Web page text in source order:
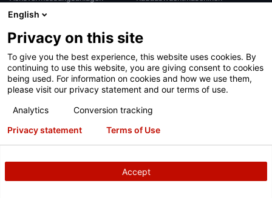
Reifenmontiermaschinen
Bremsscheibendrehmaschinen
Verbundene Geräte
OEM-Partner
Hilfe und Support
Kontakt
Über Hunter
Zusätzlicher Support
Garantie
Internationales
Deutsch
English
Privacy on this site
To give you the best experience, this website uses cookies. By
continuing to use this website, you are giving consent to cookies
being used. For information on cookies and how we use them,
please visit our privacy statement and our terms of use.
Analytics
Conversion tracking
Accept
Privacy statement Terms of Use